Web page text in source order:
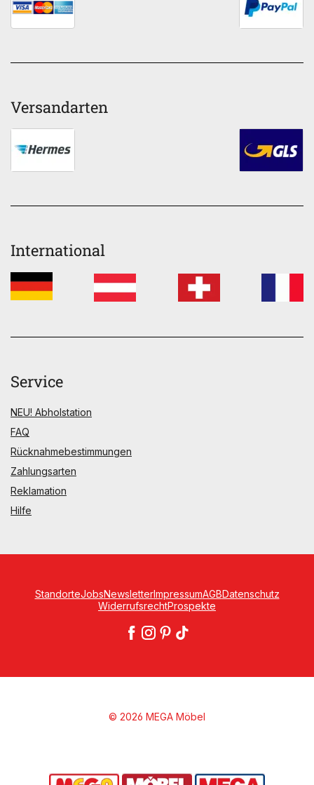
Versandarten
International
Service
NEU! Abholstation
FAQ
Rücknahmebestimmungen
Zahlungsarten
Reklamation
Hilfe
StandorteJobsNewsletterImpressumAGBDatenschutz
WiderrufsrechtProspekte
© 2026 MEGA Möbel